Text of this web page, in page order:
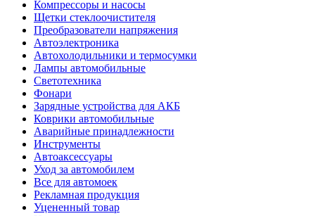
Компрессоры и насосы
Щетки стеклоочистителя
Преобразователи напряжения
Автоэлектроника
Автохолодильники и термосумки
Лампы автомобильные
Светотехника
Фонари
Зарядные устройства для АКБ
Коврики автомобильные
Аварийные принадлежности
Инструменты
Автоаксессуары
Уход за автомобилем
Все для автомоек
Рекламная продукция
Уцененный товар